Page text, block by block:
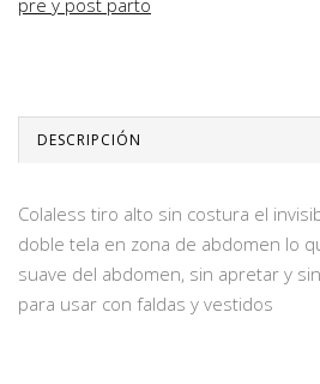
DESCRIPCIÓN
Colaless tiro alto sin costura el
doble tela en zona de abdomen lo
suave del abdomen, sin apretar y
para usar con faldas y vestidos